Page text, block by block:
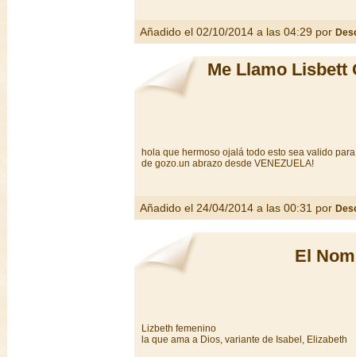
Añadido el 02/10/2014 a las 04:29 por
Me Llamo Lisbett
hola que hermoso ojalá todo esto sea valido
de gozo.un abrazo desde VENEZUELA!
Añadido el 24/04/2014 a las 00:31 por
El
Lizbeth femenino
la que ama a Dios, variante de Isabel, Elizabeth